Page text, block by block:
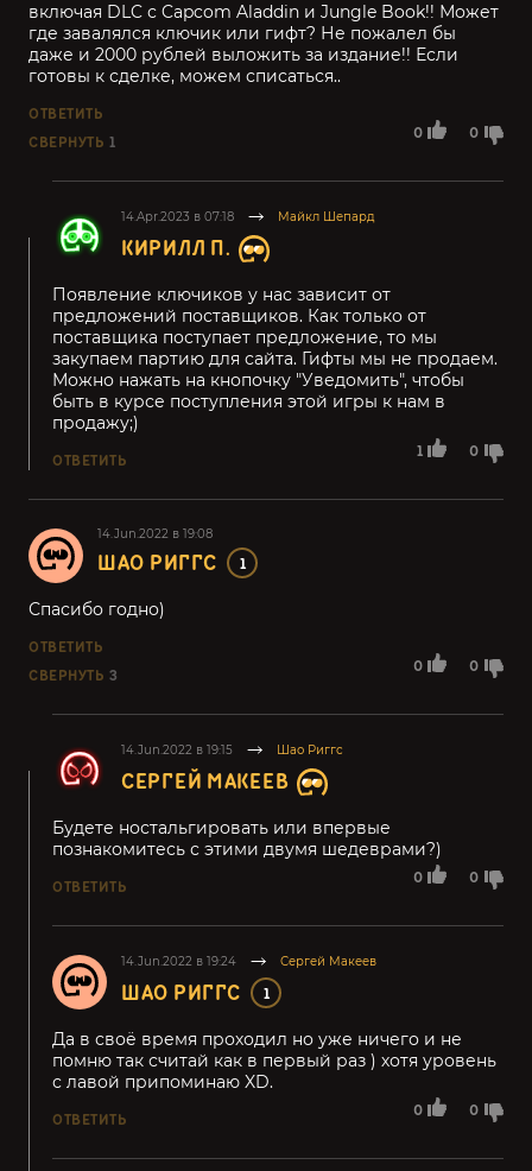
0 0
включая DLC с Capcom Aladdin и Jungle Book!! Может
где завалялся ключик или гифт? Не пожалел бы
даже и 2000 рублей выложить за издание!! Если
готовы к сделке, можем списаться..
ОТВЕТИТЬ
СВЕРНУТЬ 1
14.Apr.2023 в 07:18 Майкл Шепард
КИРИЛЛ П.
1 0
Появление ключиков у нас зависит от
предложений поставщиков. Как только от
поставщика поступает предложение, то мы
закупаем партию для сайта. Гифты мы не продаем.
Можно нажать на кнопочку "Уведомить", чтобы
быть в курсе поступления этой игры к нам в
продажу;)
ОТВЕТИТЬ
14.Jun.2022 в 19:08
ШАО РИГГС 1
0 0
Спасибо годно)
ОТВЕТИТЬ
СВЕРНУТЬ 3
14.Jun.2022 в 19:15 Шао Риггс
СЕРГЕЙ МАКЕЕВ
0 0
Будете ностальгировать или впервые
познакомитесь с этими двумя шедеврами?)
ОТВЕТИТЬ
14.Jun.2022 в 19:24 Сергей Макеев
ШАО РИГГС 1
0 0
Да в своё время проходил но уже ничего и не
помню так считай как в первый раз ) хотя уровень
с лавой припоминаю XD.
ОТВЕТИТЬ